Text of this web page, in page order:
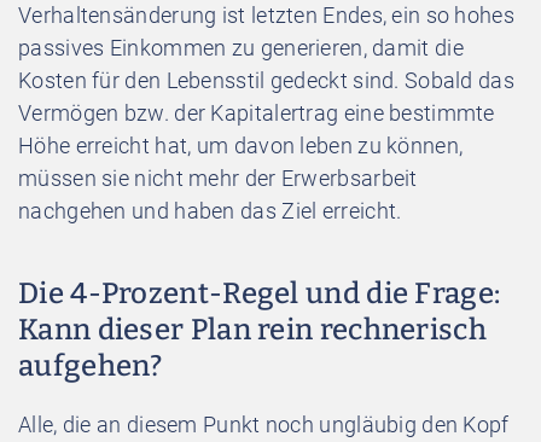
Verhaltensänderung ist letzten Endes, ein so hohes
passives Einkommen zu generieren, damit die
Kosten für den Lebensstil gedeckt sind. Sobald das
Vermögen bzw. der Kapitalertrag eine bestimmte
Höhe erreicht hat, um davon leben zu können,
müssen sie nicht mehr der Erwerbsarbeit
nachgehen und haben das Ziel erreicht.
Die 4-Prozent-Regel und die Frage:
Kann dieser Plan rein rechnerisch
aufgehen?
Alle, die an diesem Punkt noch ungläubig den Kopf